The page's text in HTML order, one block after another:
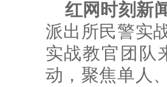
红网时刻新
派出所民警实
实战教官团队
动，聚焦单人